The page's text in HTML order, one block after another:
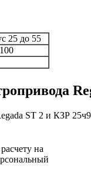
25 до 55
на